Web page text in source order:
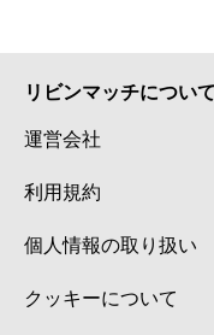
リビンマッチについて
運営会社
利用規約
個人情報の取り扱い
クッキーについて